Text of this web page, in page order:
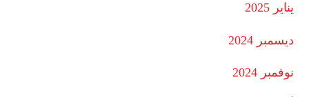
يناير 2025
ديسمبر 2024
نوفمبر 2024